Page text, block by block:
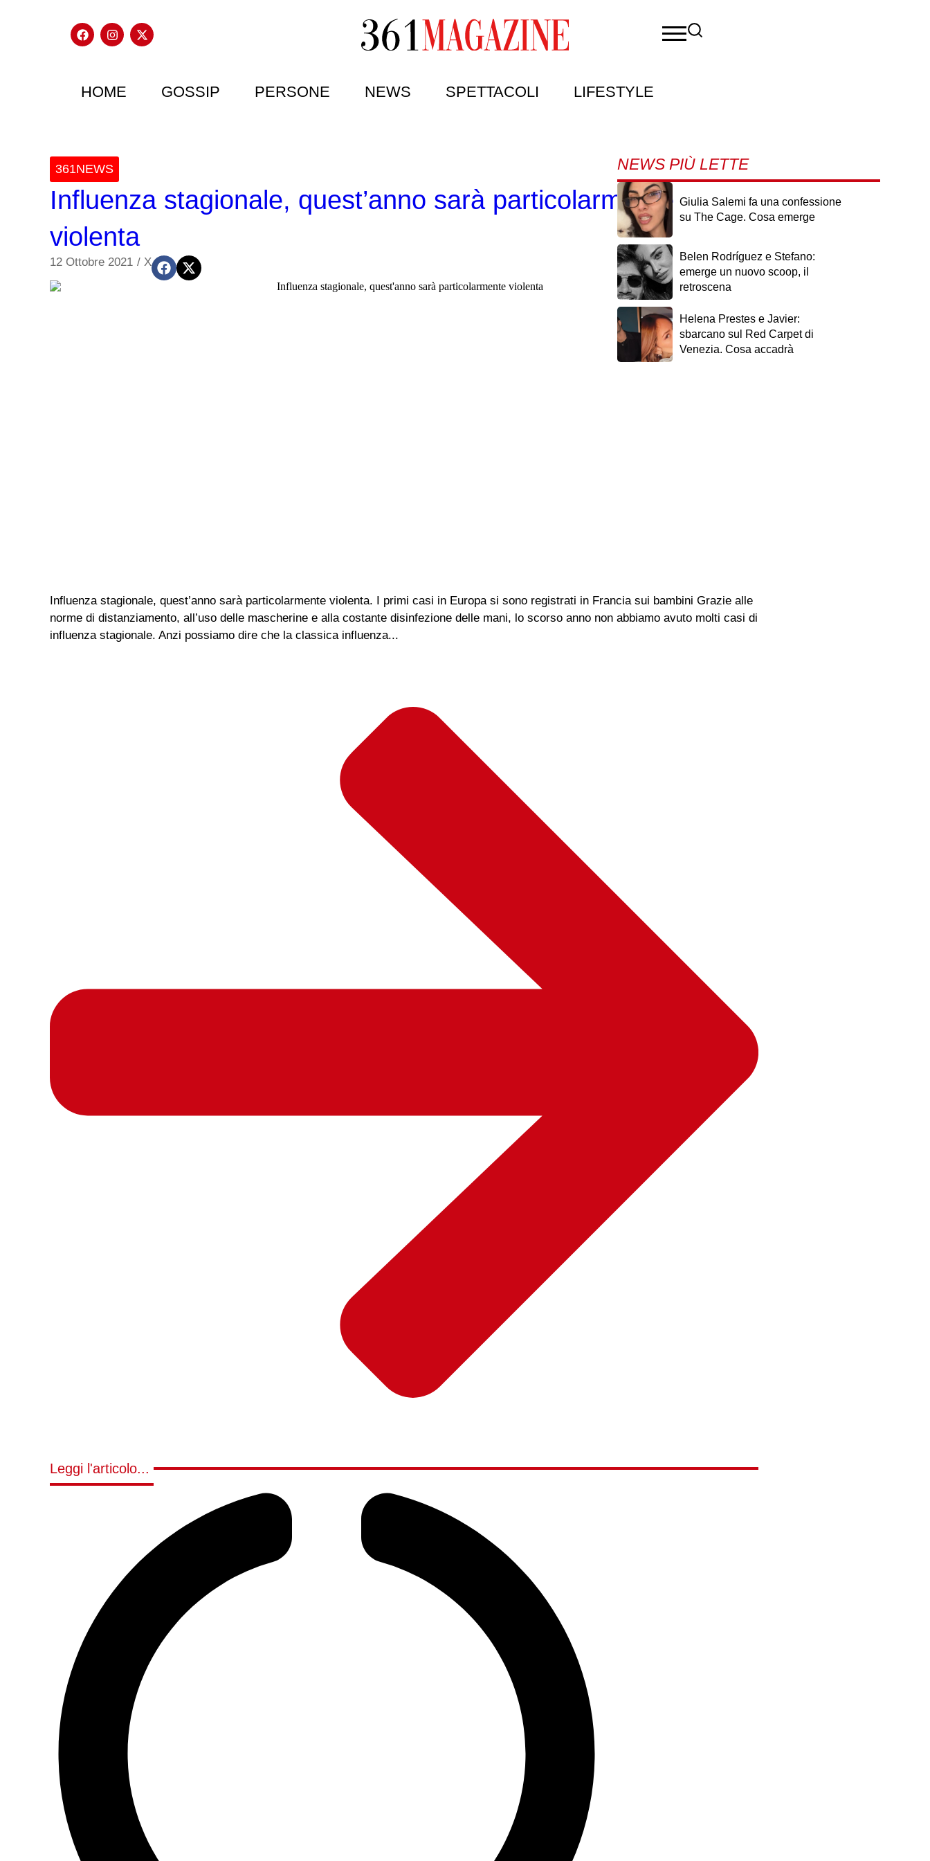
HOME GOSSIP PERSONE NEWS SPETTACOLI LIFESTYLE
361NEWS
Influenza stagionale, quest’anno sarà particolarmente
violenta
12 Ottobre 2021 / X
Influenza stagionale, quest’anno sarà particolarmente violenta. I primi casi in Europa si sono registrati in Francia sui bambini Grazie alle
norme di distanziamento, all’uso delle mascherine e alla costante disinfezione delle mani, lo scorso anno non abbiamo avuto molti casi di
influenza stagionale. Anzi possiamo dire che la classica influenza...
Leggi l'articolo...
NEWS PIÙ LETTE
Giulia Salemi fa una confessione
su The Cage. Cosa emerge
Belen Rodríguez e Stefano:
emerge un nuovo scoop, il
retroscena
Helena Prestes e Javier:
sbarcano sul Red Carpet di
Venezia. Cosa accadrà